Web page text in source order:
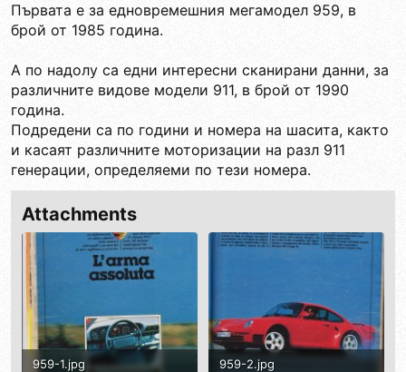
Първата е за едновремешния мегамодел 959, в
брой от 1985 година.
А по надолу са едни интересни сканирани данни, за
различните видове модели 911, в брой от 1990
година.
Подредени са по години и номера на шасита, както
и касаят различните моторизации на разл 911
генерации, определяеми по тези номера.
Attachments
959-1.jpg
959-2.jpg